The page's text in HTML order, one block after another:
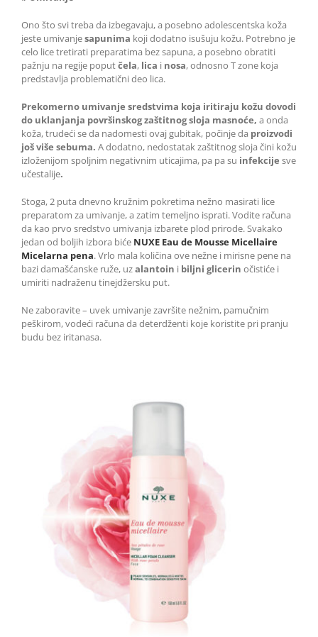
Ono što svi treba da izbegavaju, a posebno adolescentska koža
jeste umivanjesapunima koji dodatno isušuju kožu. Potrebno je
celo lice tretirati preparatima bez sapuna, a posebno obratiti
pažnju na regije poputčela, lica i nosa, odnosno T zone koja
predstavlja problematični deo lica.
Prekomerno umivanje sredstvima koja iritiraju kožu dovodi
do uklanjanja površinskog zaštitnog sloja masnoće, a onda
koža, trudeći se da nadomesti ovaj gubitak, počinje da proizvodi
još više sebuma. A dodatno, nedostatak zaštitnog sloja čini kožu
izloženijom spoljnim negativnim uticajima, pa pa su infekcije sve
učestalije.
Stoga, 2 puta dnevno kružnim pokretima nežno masirati lice
preparatom za umivanje, a zatim temeljno isprati. Vodite računa
da kao prvo sredstvo umivanja izbarete plod prirode. Svakako
jedan od boljih izbora biće NUXE Eau de Mousse Micellaire
Micelarna pena. Vrlo mala količina ove nežne i mirisne pene na
bazi damašćanske ruže, uzalantoin i biljni glicerin očistiće i
umiriti nadraženu tinejdžersku put.
Ne zaboravite – uvek umivanje završite nežnim, pamučnim
peškirom, vodeći računa da deterdženti koje koristite pri pranju
budu bez iritanasa.